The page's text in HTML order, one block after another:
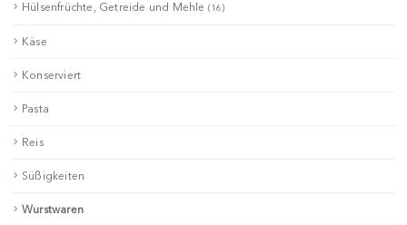
Hülsenfrüchte, Getreide und Mehle (16)
Käse
Konserviert
Pasta
Reis
Süßigkeiten
Wurstwaren